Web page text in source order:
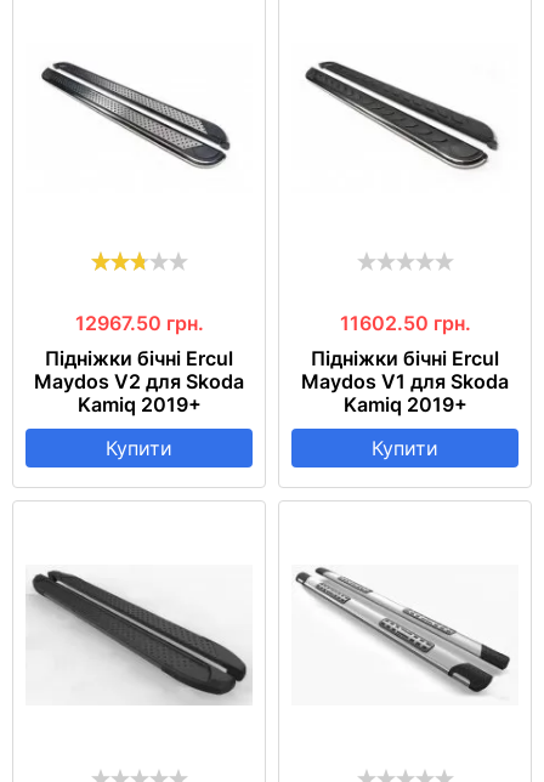
12967.50 грн.
Підніжки бічні Ercul
Maydos V2 для Skoda
Kamiq 2019+
Купити
11602.50 грн.
Підніжки бічні Ercul
Maydos V1 для Skoda
Kamiq 2019+
Купити